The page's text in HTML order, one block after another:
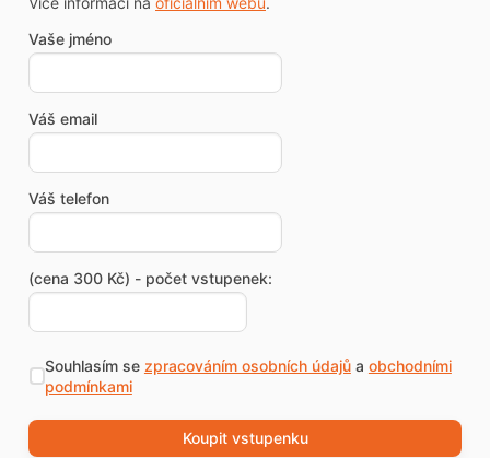
Vaše jméno
Váš email
Váš telefon
(cena 300 Kč) - počet vstupenek:
Souhlasím se zpracováním osobních údajůa obchodními
podmínkami
Koupit vstupenku